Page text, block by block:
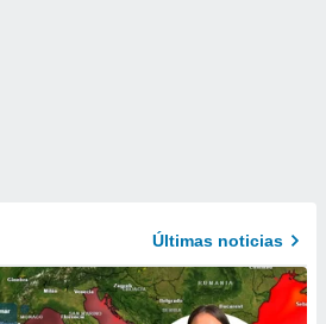
Últimas noticias